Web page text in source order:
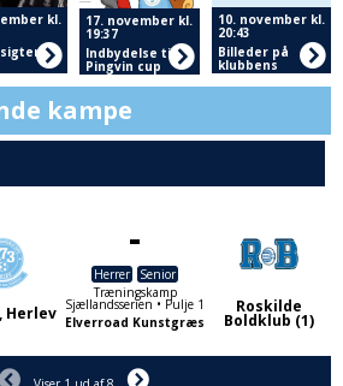
kl. 17. november kl.
19:37
Indbydelse til
Pingvin cup
10. november kl.
20:43
Billeder på
klubbens
hjemmeside
kampe
Herlev
-
Herrer
Senior
Træningskamp
Sjællandsserien • Pulje 1
Elverroad Kunstgræs
Roskilde
Boldklub (1)